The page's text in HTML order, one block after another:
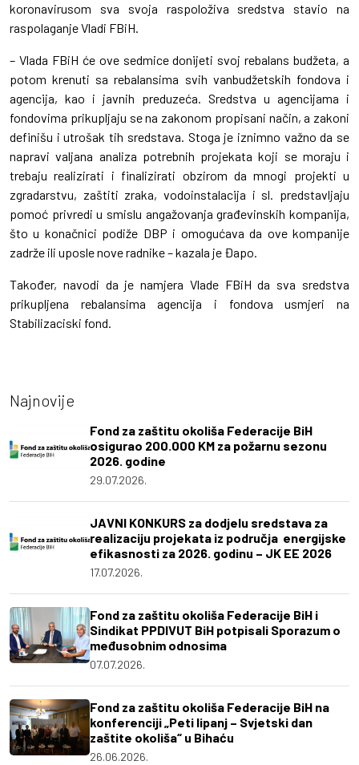
koronavirusom sva svoja raspoloživa sredstva stavio na
raspolaganje Vladi FBiH.
– Vlada FBiH će ove sedmice donijeti svoj rebalans budžeta, a
potom krenuti sa rebalansima svih vanbudžetskih fondova i
agencija, kao i javnih preduzeća. Sredstva u agencijama i
fondovima prikupljaju se na zakonom propisani način, a zakoni
definišu i utrošak tih sredstava. Stoga je iznimno važno da se
napravi valjana analiza potrebnih projekata koji se moraju i
trebaju realizirati i finalizirati obzirom da mnogi projekti u
zgradarstvu, zaštiti zraka, vodoinstalacija i sl. predstavljaju
pomoć privredi u smislu angažovanja građevinskih kompanija,
što u konačnici podiže DBP i omogućava da ove kompanije
zadrže ili uposle nove radnike – kazala je Đapo.
Također, navodi da je namjera Vlade FBiH da sva sredstva
prikupljena rebalansima agencija i fondova usmjeri na
Stabilizaciski fond.
Najnovije
Fond za zaštitu okoliša Federacije BiH
osigurao 200.000 KM za požarnu sezonu
2026. godine
29.07.2026.
JAVNI KONKURS za dodjelu sredstava za
realizaciju projekata iz područja energijske
efikasnosti za 2026. godinu – JK EE 2026
17.07.2026.
Fond za zaštitu okoliša Federacije BiH i
Sindikat PPDIVUT BiH potpisali Sporazum o
međusobnim odnosima
07.07.2026.
Fond za zaštitu okoliša Federacije BiH na
konferenciji „Peti lipanj – Svjetski dan
zaštite okoliša“ u Bihaću
26.06.2026.